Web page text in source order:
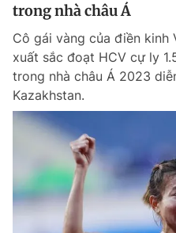
trong nhà châu Á
Cô gái vàng của điền kinh
xuất sắc đoạt HCV cự ly
trong nhà châu Á 2023
Kazakhstan.